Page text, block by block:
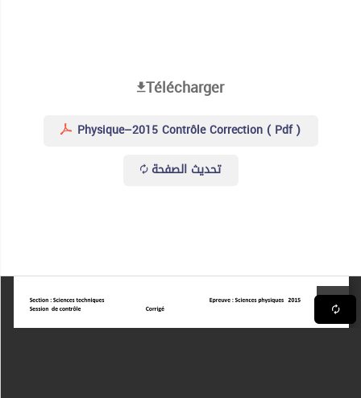
Télécharger
Physique–2015 Contrôle Correction ( Pdf )
تحديث الصفحة